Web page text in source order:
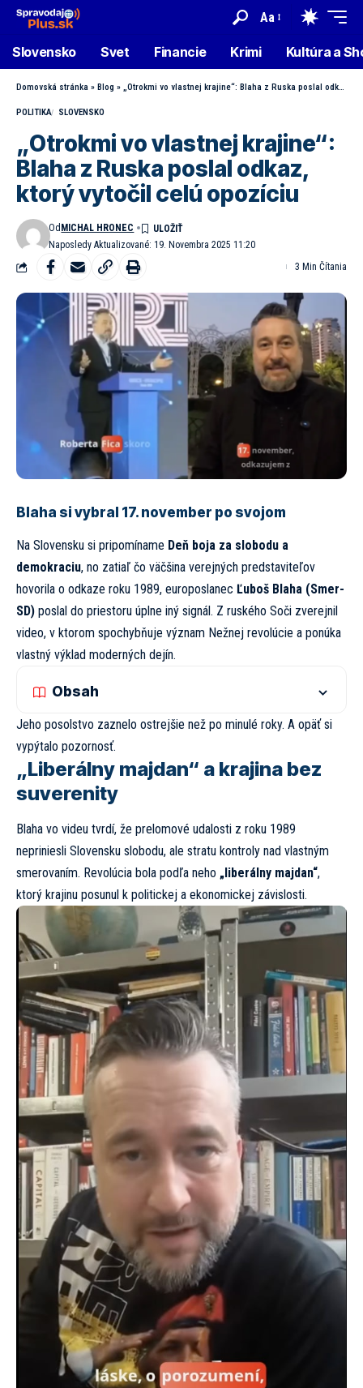
Aa
Slovensko Svet Financie Krimi Kultúra a
Domovská stránka » Blog » „Otrokmi vo vlastnej krajine“: Blaha z Ruska poslal odkaz, ktorý vytočil celú opozíciu
POLITIKA SLOVENSKO
„Otrokmi vo vlastnej krajine“:
Blaha z Ruska poslal odkaz,
ktorý vytočil celú opozíciu
Naposledy Aktualizované: 19. Novembra 2025 11:20
Od MICHAL HRONEC
3 Min Čítania
Blaha si vybral 17. november po svojom
Na Slovensku si pripomíname Deň boja za slobodu a
demokraciu, no zatiaľ čo väčšina verejných predstaviteľov
hovorila o odkaze roku 1989, europoslanec Ľuboš Blaha (Smer-
SD) poslal do priestoru úplne iný signál. Z ruského Soči zverejnil
video, v ktorom spochybňuje význam Nežnej revolúcie a ponúka
vlastný výklad moderných dejín.
Obsah
Jeho posolstvo zaznelo ostrejšie než po minulé roky. A opäť si
vypýtalo pozornosť.
„Liberálny majdan“ a krajina bez
suverenity
Blaha vo videu tvrdí, že prelomové udalosti z roku 1989
nepriniesli Slovensku slobodu, ale stratu kontroly nad vlastným
smerovaním. Revolúcia bola podľa neho „liberálny majdan“,
ktorý krajinu posunul k politickej a ekonomickej závislosti.